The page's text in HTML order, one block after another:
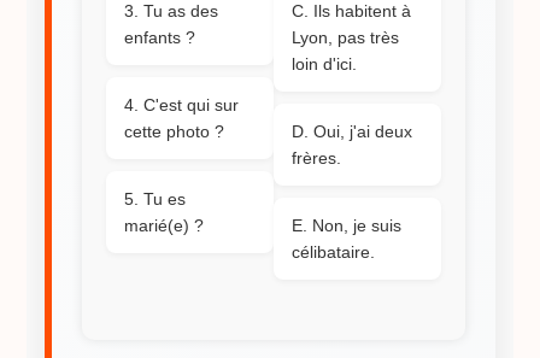
3. Tu as des
enfants ?
4. C'est qui sur
cette photo ?
5. Tu es
marié(e) ?
C. Ils habitent à
Lyon, pas très
loin d'ici.
D. Oui, j'ai deux
frères.
E. Non, je suis
célibataire.